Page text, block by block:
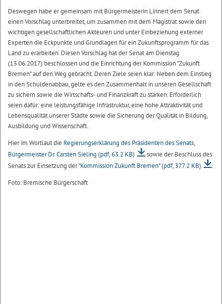
Deswegen habe er gemeinsam mit Bürgermeisterin Linnert dem Senat
einen Vorschlag unterbreitet, um zusammen mit dem Magistrat sowie den
wichtigen gesellschaftlichen Akteuren und unter Einbeziehung externer
Experten die Eckpunkte und Grundlagen für ein Zukunftsprogramm für das
Land zu erarbeiten. Diesen Vorschlag hat der Senat am Dienstag
(13.06.2017) beschlossen und die Einrichtung der Kommission "Zukunft
Bremen" auf den Weg gebracht. Deren Ziele seien klar: Neben dem Einstieg
in den Schuldenabbau, gelte es den Zusammenhalt in unseren Gesellschaft
zu sichern sowie die Wirtschafts- und Finanzkraft zu stärken. Erforderlich
seien dafür: eine leistungsfähige Infrastruktur, eine hohe Attraktivität und
Lebensqualität unserer Städte sowie die Sicherung der Qualität in Bildung,
Ausbildung und Wissenschaft.
Hier im Wortlaut die Regierungserklärung des Präsidenten des Senats,
Bürgermeister Dr. Carsten Sieling (pdf, 63.2 KB)
sowie der Beschluss des
Senats zur Einsetzung der"Kommission Zukunft Bremen"(pdf, 377.2 KB)
.
Foto: Bremische Bürgerschaft